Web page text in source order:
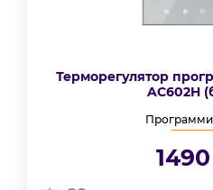
Терморегулятор
AC602H
1490